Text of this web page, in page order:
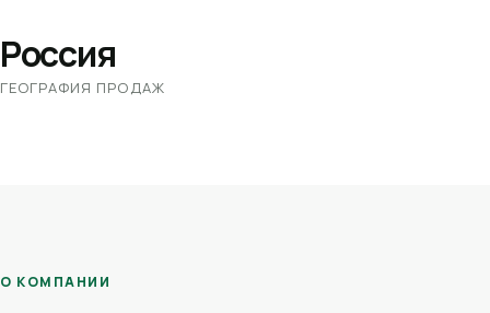
Россия
ГЕОГРАФИЯ ПРОДАЖ
О КОМПАНИИ